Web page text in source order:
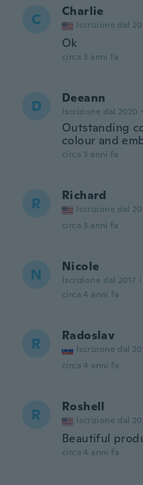
C Charlie
Iscrizione dal
Ok
circa 3 anni fa
D Deeann
Iscrizione dal 2020 ·
Outstanding
colour and
circa 3 anni fa
R Richard
Iscrizione dal
circa 3 anni fa
N Nicole
Iscrizione dal 2017 ·
circa 4 anni fa
R Radoslav
Iscrizione dal
circa 4 anni fa
R Roshell
Iscrizione dal
Beautiful
circa 4 anni fa